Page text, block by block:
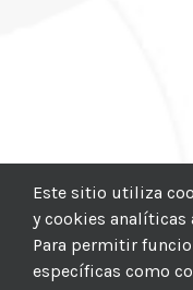
Este sitio utiliza
y cookies analíticas
Para permitir
específicas como